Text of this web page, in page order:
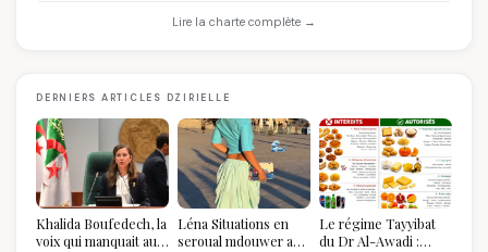
Lire la charte complète →
DERNIERS ARTICLES DZIRIELLE
Khalida Boufedech, la
voix qui manquait au
Léna Situations en
seroual mdouwer au
Le régime Tayyibat
du Dr Al-Awadi :